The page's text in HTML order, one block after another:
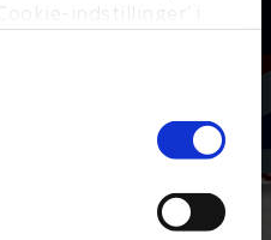
indstillinger’ i